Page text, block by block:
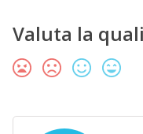
Valuta la